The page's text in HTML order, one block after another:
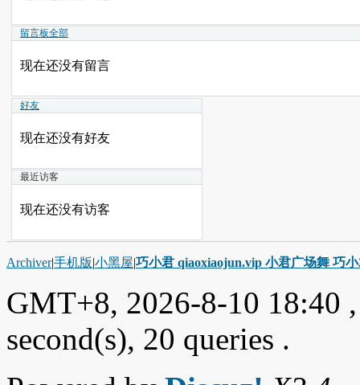
留言板全部
现在还没有留言
好友
现在还没有好友
最近访客
现在还没有访客
Archiver|手机版|小黑屋|巧小君 qiaoxiaojun.vip 小君广场舞 巧
GMT+8, 2026-8-10 18:40
second(s), 20 queries .